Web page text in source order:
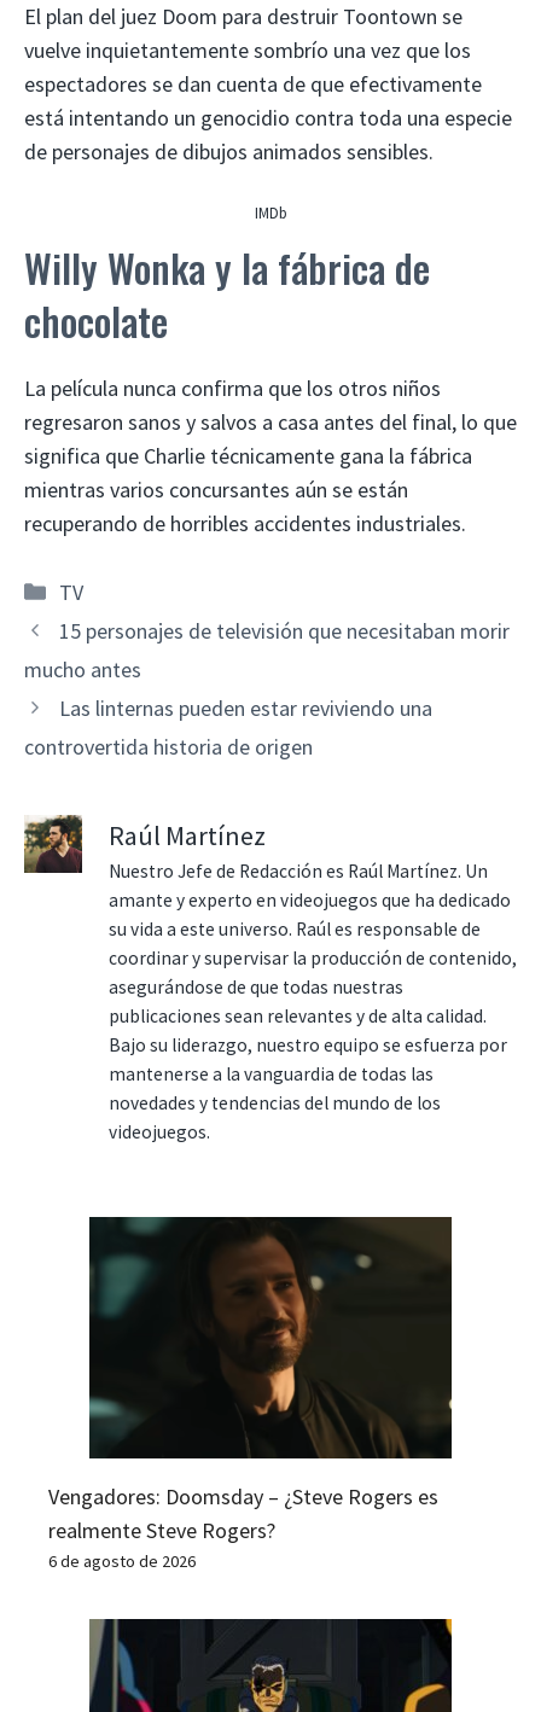
El plan del juez Doom para destruir Toontown se
vuelve inquietantemente sombrío una vez que los
espectadores se dan cuenta de que efectivamente
está intentando un genocidio contra toda una especie
de personajes de dibujos animados sensibles.
IMDb
Willy Wonka y la fábrica de
chocolate
La película nunca confirma que los otros niños
regresaron sanos y salvos a casa antes del final, lo que
significa que Charlie técnicamente gana la fábrica
mientras varios concursantes aún se están
recuperando de horribles accidentes industriales.
Categorías
TV
15 personajes de televisión que necesitaban morir
mucho antes
Las linternas pueden estar reviviendo una
controvertida historia de origen
Raúl Martínez
Nuestro Jefe de Redacción es Raúl Martínez. Un
amante y experto en videojuegos que ha dedicado
su vida a este universo. Raúl es responsable de
coordinar y supervisar la producción de contenido,
asegurándose de que todas nuestras
publicaciones sean relevantes y de alta calidad.
Bajo su liderazgo, nuestro equipo se esfuerza por
mantenerse a la vanguardia de todas las
novedades y tendencias del mundo de los
videojuegos.
Vengadores: Doomsday – ¿Steve Rogers es
realmente Steve Rogers?
6 de agosto de 2026